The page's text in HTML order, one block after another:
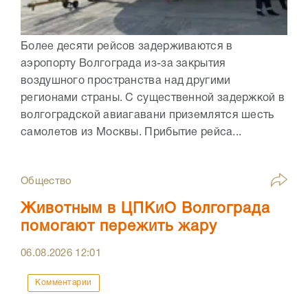
Более десяти рейсов задерживаются в
аэропорту Волгограда из-за закрытия
воздушного пространства над другими
регионами страны. С существенной задержкой в
волгоградской авиагавани приземлятся шесть
самолетов из Москвы. Прибытие рейса...
Общество
Животным в ЦПКиО Волгограда
помогают пережить жару
06.08.2026 12:01
Комментарии